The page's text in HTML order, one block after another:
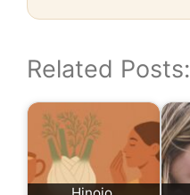
Related Posts: